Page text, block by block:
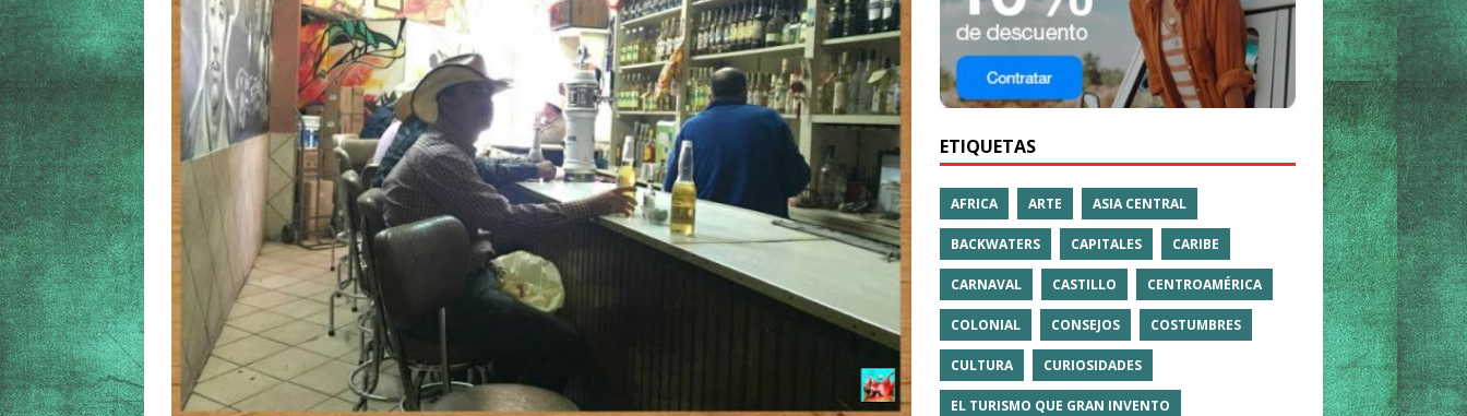
ETIQUETAS
AFRICA ARTE ASIA CENTRAL
BACKWATERS CAPITALES CARIBE
CARNAVAL CASTILLO CENTROAMÉRICA
COLONIAL CONSEJOS COSTUMBRES
CULTURA CURIOSIDADES
EL TURISMO QUE GRAN INVENTO